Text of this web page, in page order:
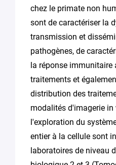
chez le primate non
sont de caractériser la
transmission et
pathogènes, de
la réponse
traitements et
distribution des
modalités d'imagerie
l'exploration du
entier à la cellule sont
laboratoires de niveau